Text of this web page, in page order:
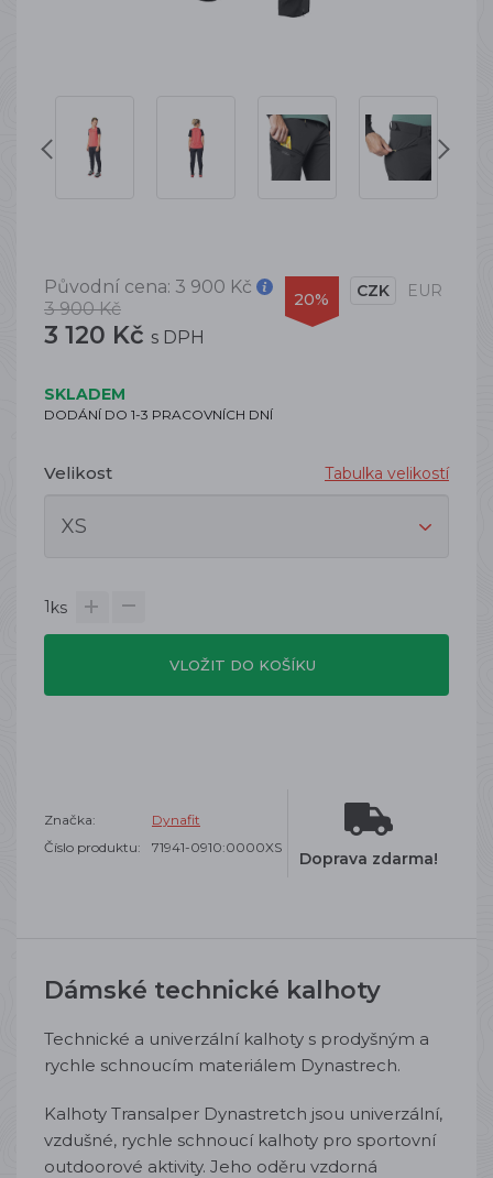
Původní cena: 3 900 Kč
3 900 Kč
3 120 Kč s DPH
20% CZK EUR
SKLADEM
DODÁNÍ DO 1-3 PRACOVNÍCH DNÍ
Velikost Tabulka velikostí
1ks
VLOŽIT DO KOŠÍKU
Značka:
Dynafit
Číslo produktu:
71941-0910:0000XS
Doprava zdarma!
Dámské technické kalhoty
Technické a univerzální kalhoty s prodyšným a
rychle schnoucím materiálem Dynastrech.
Kalhoty Transalper Dynastretch jsou univerzální,
vzdušné, rychle schnoucí kalhoty pro sportovní
outdoorové aktivity. Jeho oděru vzdorná